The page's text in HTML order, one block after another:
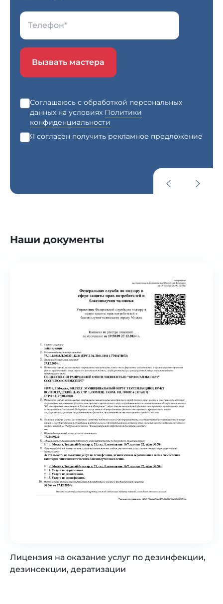
Вызвать мастера
Соглашаюсь с обработкой персональных
данных на условиях Политики
конфиденциальности
Я согласен получить рекламное предложение
Наши документы
Лицензия на оказание услуг по дезинфекции,
дезинсекции, дератизации